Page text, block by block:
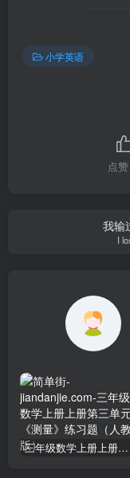
小学英语
点赞
我输
I
三年级数学上册上册第三单元《测量》练习题（人教版）